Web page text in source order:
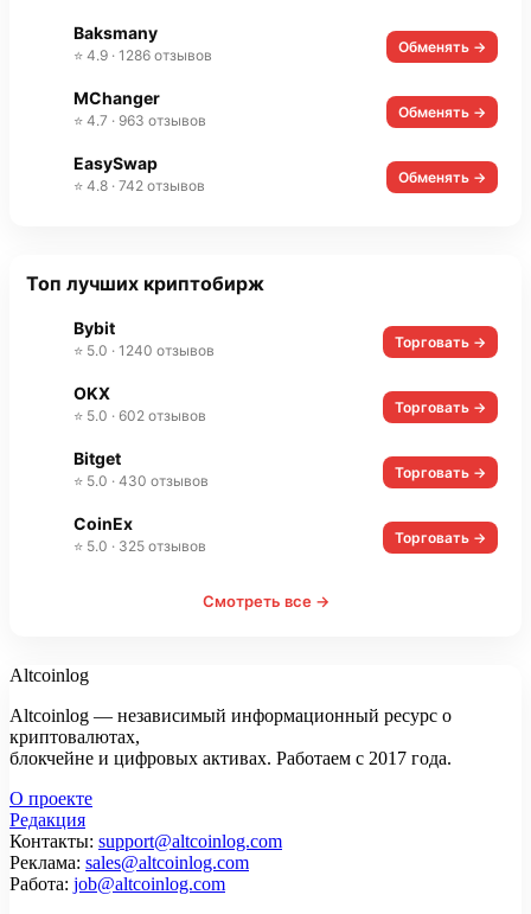
Baksmany
⭐ 4.9 · 1286 отзывов Обменять →
MChanger
⭐ 4.7 · 963 отзывов Обменять →
EasySwap
⭐ 4.8 · 742 отзывов Обменять →
Топ лучших криптобирж
Bybit
⭐ 5.0 · 1240 отзывов Торговать →
OKX
⭐ 5.0 · 602 отзывов Торговать →
Bitget
⭐ 5.0 · 430 отзывов Торговать →
CoinEx
⭐ 5.0 · 325 отзывов Торговать →
Смотреть все →
Altcoinlog
Altcoinlog — независимый информационный ресурс о
криптовалютах,
блокчейне и цифровых активах. Работаем с 2017 года.
О проекте
Редакция
Контакты: support@altcoinlog.com
Реклама: sales@altcoinlog.com
Работа: job@altcoinlog.com